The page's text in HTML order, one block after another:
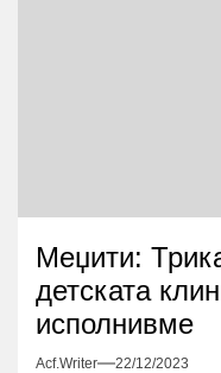
Меџити:
детската
исполнивме
Acf.writer 22/12/2023